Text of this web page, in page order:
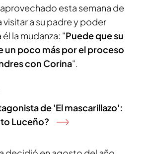
esta semana de
a su padre y poder
la mudanza: "Puede que su
un poco más por el proceso
con Corina".
de 'El mascarillazo':
Luceño?